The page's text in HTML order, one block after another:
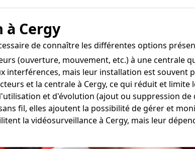
Cergy
de connaître les différentes options
(ouverture, mouvement, etc.) à une centrale
mais leur installation est souvent
et la centrale à Cergy, ce qui réduit et limite
et d'évolution (ajout ou suppression de
fil, elles ajoutent la possibilité de gérer et
la vidéosurveillance à Cergy, mais leur